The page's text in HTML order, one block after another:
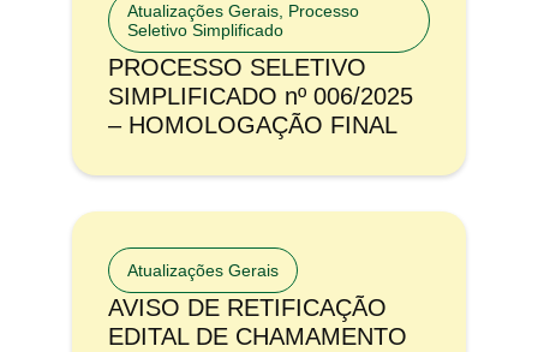
Atualizações Gerais Processo
Seletivo Simplificado
PROCESSO SELETIVO
SIMPLIFICADO nº 006/2025
– HOMOLOGAÇÃO FINAL
Atualizações Gerais
AVISO DE RETIFICAÇÃO
EDITAL DE CHAMAMENTO